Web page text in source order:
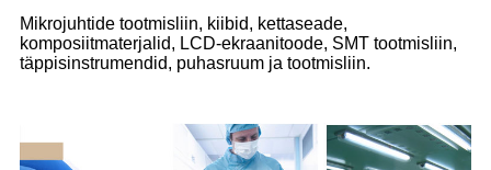
Mikrojuhtide tootmisliin, kiibid, kettaseade,
komposiitmaterjalid, LCD-ekraanitoode, SMT tootmisliin,
täppisinstrumendid, puhasruum ja tootmisliin.